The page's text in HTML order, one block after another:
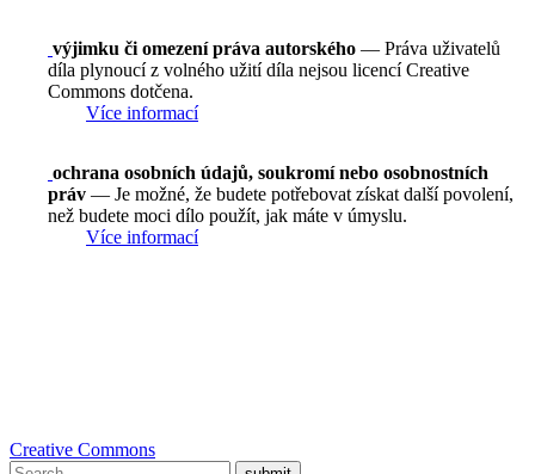
výjimku či omezení práva autorského — Práva uživatelů
díla plynoucí z volného užití díla nejsou licencí Creative
Commons dotčena.
Více informací
ochrana osobních údajů, soukromí nebo osobnostních
práv — Je možné, že budete potřebovat získat další povolení,
než budete moci dílo použít, jak máte v úmyslu.
Více informací
Creative Commons